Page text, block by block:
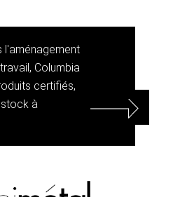
l'aménagement
Columbia
certifiés,
à